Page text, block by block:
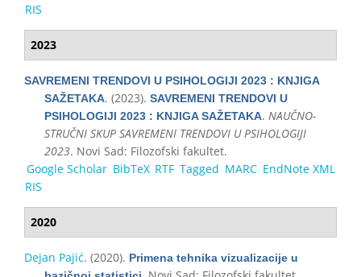
RIS
2023
SAVREMENI TRENDOVI U PSIHOLOGIJI 2023 : KNJIGA
SAŽETAKA. (2023). SAVREMENI TRENDOVI U
PSIHOLOGIJI 2023 : KNJIGA SAŽETAKA. NAUČNO-
STRUČNI SKUP SAVREMENI TRENDOVI U PSIHOLOGIJI
2023. Novi Sad: Filozofski fakultet.
Google Scholar BibTeX RTF Tagged MARC EndNote XML
RIS
2020
Dejan Pajić. (2020). Primena tehnika vizualizacije u